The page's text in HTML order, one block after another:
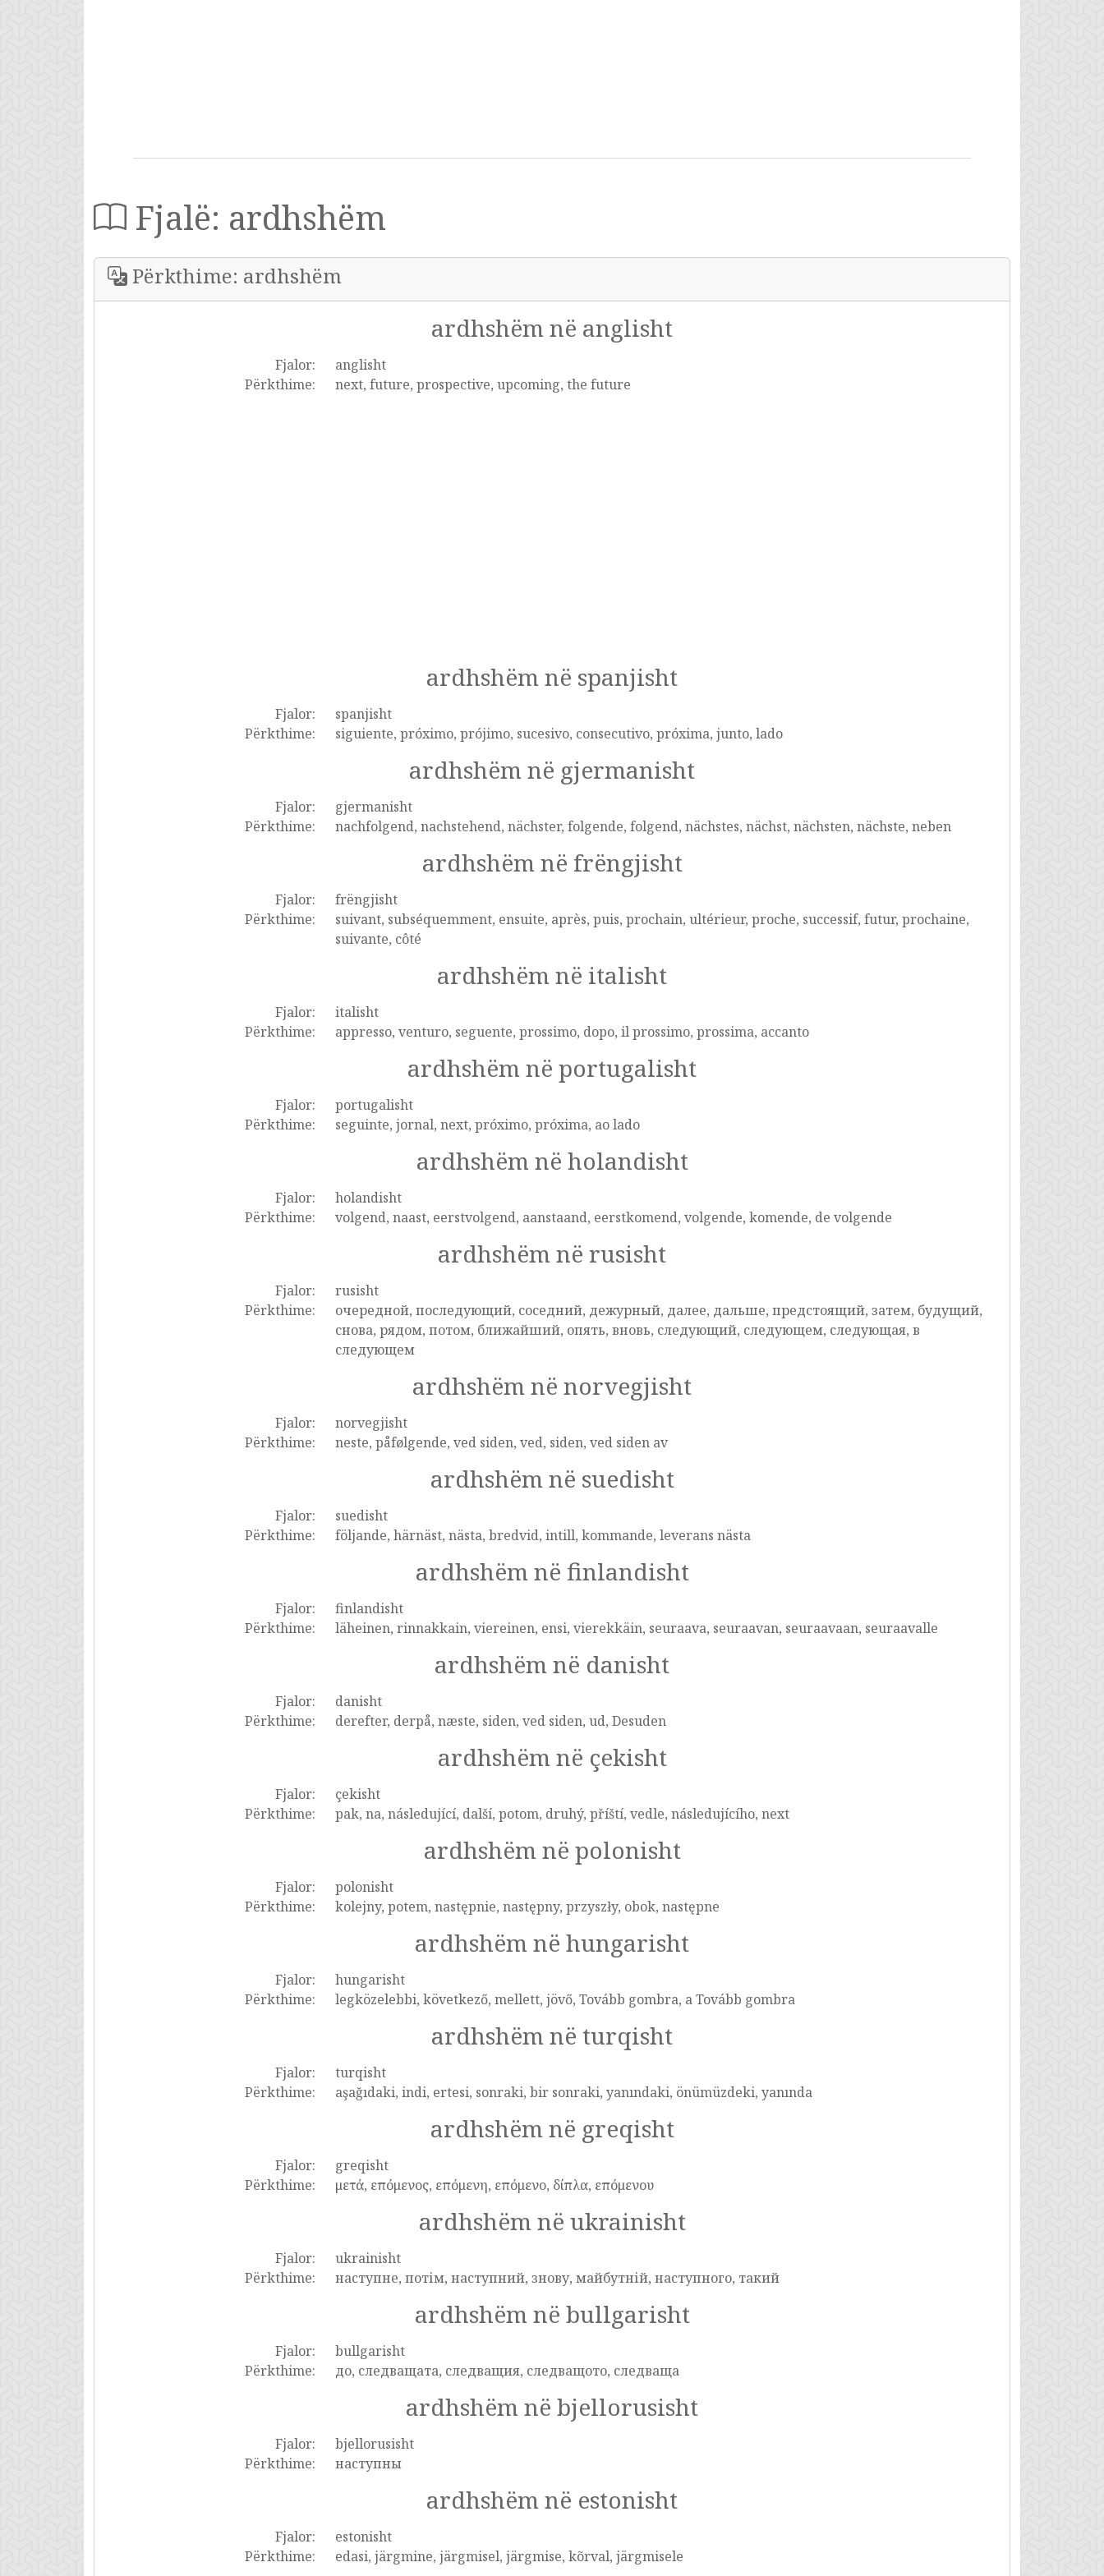
Fjalë: ardhshëm
Përkthime: ardhshëm
ardhshëm në anglisht
Fjalor:
anglisht
Përkthime:
next, future, prospective, upcoming, the future
ardhshëm në spanjisht
Fjalor:
spanjisht
Përkthime:
siguiente, próximo, prójimo, sucesivo, consecutivo, próxima, junto, lado
ardhshëm në gjermanisht
Fjalor:
gjermanisht
Përkthime:
nachfolgend, nachstehend, nächster, folgende, folgend, nächstes, nächst, nächsten, nächste, neben
ardhshëm në frëngjisht
Fjalor:
frëngjisht
Përkthime:
suivant, subséquemment, ensuite, après, puis, prochain, ultérieur, proche, successif, futur, prochaine,
suivante, côté
ardhshëm në italisht
Fjalor:
italisht
Përkthime:
appresso, venturo, seguente, prossimo, dopo, il prossimo, prossima, accanto
ardhshëm në portugalisht
Fjalor:
portugalisht
Përkthime:
seguinte, jornal, next, próximo, próxima, ao lado
ardhshëm në holandisht
Fjalor:
holandisht
Përkthime:
volgend, naast, eerstvolgend, aanstaand, eerstkomend, volgende, komende, de volgende
ardhshëm në rusisht
Fjalor:
rusisht
Përkthime:
очередной, последующий, соседний, дежурный, далее, дальше, предстоящий, затем, будущий,
снова, рядом, потом, ближайший, опять, вновь, следующий, следующем, следующая, в
следующем
ardhshëm në norvegjisht
Fjalor:
norvegjisht
Përkthime:
neste, påfølgende, ved siden, ved, siden, ved siden av
ardhshëm në suedisht
Fjalor:
suedisht
Përkthime:
följande, härnäst, nästa, bredvid, intill, kommande, leverans nästa
ardhshëm në finlandisht
Fjalor:
finlandisht
Përkthime:
läheinen, rinnakkain, viereinen, ensi, vierekkäin, seuraava, seuraavan, seuraavaan, seuraavalle
ardhshëm në danisht
Fjalor:
danisht
Përkthime:
derefter, derpå, næste, siden, ved siden, ud, Desuden
ardhshëm në çekisht
Fjalor:
çekisht
Përkthime:
pak, na, následující, další, potom, druhý, příští, vedle, následujícího, next
ardhshëm në polonisht
Fjalor:
polonisht
Përkthime:
kolejny, potem, następnie, następny, przyszły, obok, następne
ardhshëm në hungarisht
Fjalor:
hungarisht
Përkthime:
legközelebbi, következő, mellett, jövő, Tovább gombra, a Tovább gombra
ardhshëm në turqisht
Fjalor:
turqisht
Përkthime:
aşağıdaki, indi, ertesi, sonraki, bir sonraki, yanındaki, önümüzdeki, yanında
ardhshëm në greqisht
Fjalor:
greqisht
Përkthime:
μετά, επόμενος, επόμενη, επόμενο, δίπλα, επόμενου
ardhshëm në ukrainisht
Fjalor:
ukrainisht
Përkthime:
наступне, потім, наступний, знову, майбутній, наступного, такий
ardhshëm në bullgarisht
Fjalor:
bullgarisht
Përkthime:
до, следващата, следващия, следващото, следваща
ardhshëm në bjellorusisht
Fjalor:
bjellorusisht
Përkthime:
наступны
ardhshëm në estonisht
Fjalor:
estonisht
Përkthime:
edasi, järgmine, järgmisel, järgmise, kõrval, järgmisele